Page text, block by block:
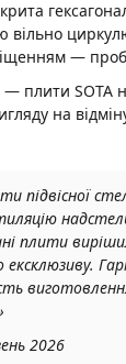
вільно
—
плити SOTA
на
підвісної
плити
ексклюзиву.
2026